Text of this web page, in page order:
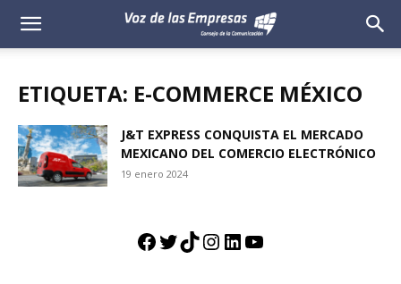
Voz
Empresas
ETIQUETA: E-COMMERCE MÉXICO
J&T EXPRESS CONQUISTA EL MERCADO
MEXICANO DEL COMERCIO ELECTRÓNICO
19 enero 2024
Facebook
Twitter
TikTok
Instagram
LinkedIn
YouTube